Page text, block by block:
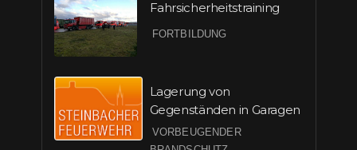
Fahrsicherheitstraining
FORTBILDUNG
Lagerung von
Gegenständen in Garagen
VORBEUGENDER